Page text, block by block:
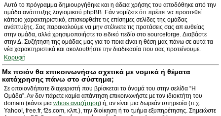
Αυτό το πρόγραμμα δημιουργήθηκε και η άδεια χρήσης του αποδόθηκε από την
ομάδα ανάπτυξης λογισμικού phpBB. Εάν νομίζετε ότι πρέπει να προστεθεί
κάποιο χαρακτηριστικό, επισκεφθείτε τις επίσημες σελίδες της ομάδας
ανάπτυξης. Σας παρακαλούμε να μην στέλνετε τις προτάσεις σας απ ευθείας
στην ομάδα, αλλά χρησιμοποιήστε το ειδικό πεδίο στο sourceforge. Διαβάστε
στην Δ. Συζήτηση της ομάδας μας για το ποια είναι η θέση μας πάνω σε αυτά τα
νέα χαρακτηριστικά και ακολουθήστε την διαδικασία που σας προτείνουμε.
Κορυφή
Με ποιόν θα επικοινωνήσω σχετικά με νομικά ή θέματα
κατάχρησης πάνω στο σύστημα;
Σε οποιονδήποτε διαχειριστή που βρίσκεται το όνομά του στην σελίδα “Η
Ομάδα”. Αν δεν πάρετε καμία απάντηση επικοινωνήστε με τον ιδιοκτήτη του
domain (κάντε μια whois αναζήτηση) ή, αν είναι μια δωρεάν υπηρεσία (π.χ.
Yahoo!, free.fr, f2s.com, κλπ.), την διοίκηση ή το τμήμα εξυπηρέτησης. Σημειώστε